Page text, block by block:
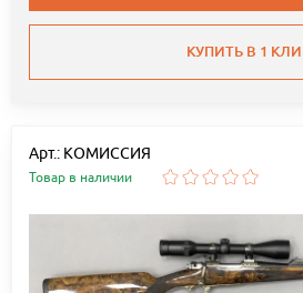
КУПИТЬ В 1
Арт.: КОМИССИЯ
Товар в наличии